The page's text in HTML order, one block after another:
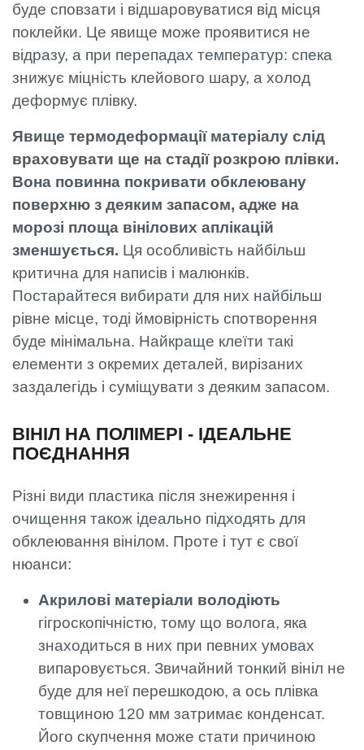
буде сповзати і відшаровуватися від місця
поклейки. Це явище може проявитися не
відразу, а при перепадах температур: спека
знижує міцність клейового шару, а холод
деформує плівку.
Явище термодеформації матеріалу слід
враховувати ще на стадії розкрою плівки.
Вона повинна покривати обклеювану
поверхню з деяким запасом, адже на
морозі площа вінілових аплікацій
зменшується. Ця особливість найбільш
критична для написів і малюнків.
Постарайтеся вибирати для них найбільш
рівне місце, тоді ймовірність спотворення
буде мінімальна. Найкраще клеїти такі
елементи з окремих деталей, вирізаних
заздалегідь і суміщувати з деяким запасом.
ВІНІЛ НА ПОЛІМЕРІ - ІДЕАЛЬНЕ
ПОЄДНАННЯ
Різні види пластика після знежирення і
очищення також ідеально підходять для
обклеювання вінілом. Проте і тут є свої
нюанси:
Акрилові матеріали володіють
гігроскопічністю, тому що волога, яка
знаходиться в них при певних умовах
випаровується. Звичайний тонкий вініл не
буде для неї перешкодою, а ось плівка
товщиною 120 мм затримає конденсат.
Його скупчення може стати причиною